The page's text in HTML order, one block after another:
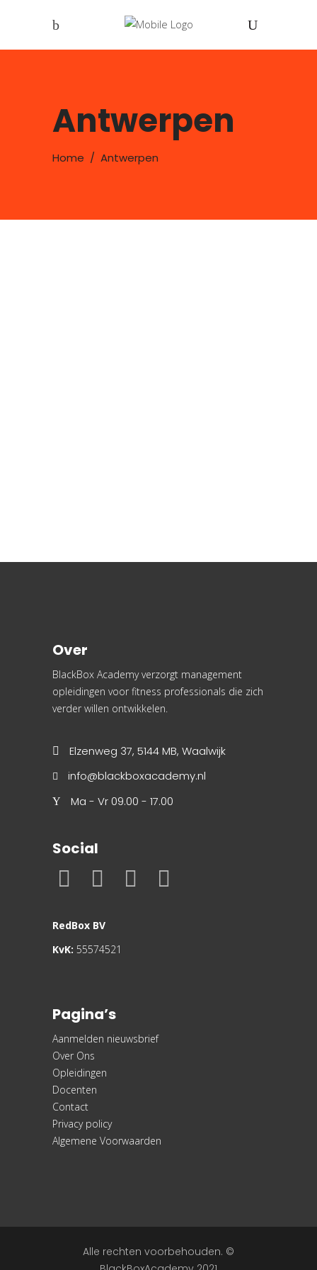
Antwerpen
Home / Antwerpen
Over
BlackBox Academy verzorgt management
opleidingen voor fitness professionals die zich
verder willen ontwikkelen.
Elzenweg 37, 5144 MB, Waalwijk
info@blackboxacademy.nl
Ma - Vr 09.00 - 17.00
Social
RedBox BV
KvK: 55574521
Pagina’s
Aanmelden nieuwsbrief
Over Ons
Opleidingen
Docenten
Contact
Privacy policy
Algemene Voorwaarden
Alle rechten voorbehouden. ©